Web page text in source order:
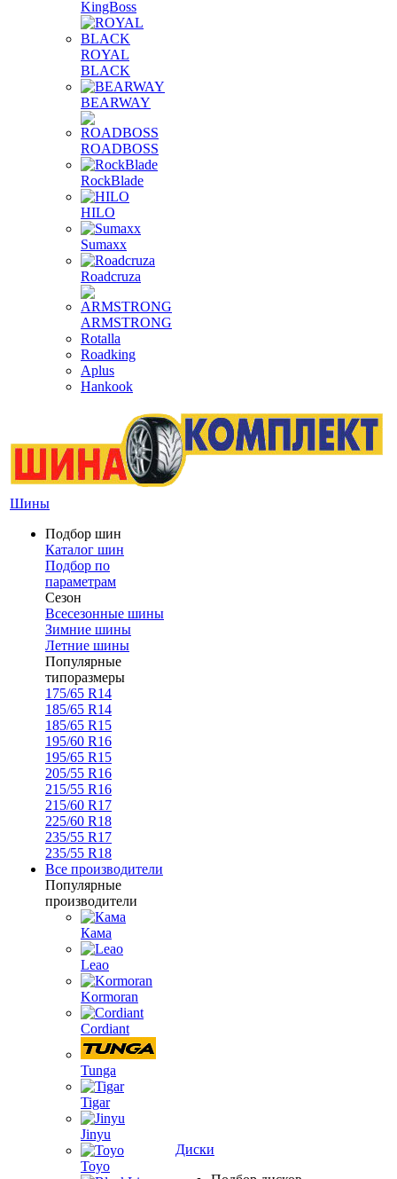
KingBoss
ROYAL
BLACK
BEARWAY
ROADBOSS
RockBlade
HILO
Sumaxx
Roadcruza
ARMSTRONG
Rotalla
Roadking
Aplus
Hankook
Шины
Подбор шин
Каталог шин
Подбор по
параметрам
Сезон
Всесезонные шины
Зимние шины
Летние шины
Популярные
типоразмеры
175/65 R14
185/65 R14
185/65 R15
195/60 R16
195/65 R15
205/55 R16
215/55 R16
215/60 R17
225/60 R18
235/55 R17
235/55 R18
Все производители
Популярные
производители
Кама
Leao
Kormoran
Cordiant
Tunga
Tigar
Jinyu
Toyo
Диски